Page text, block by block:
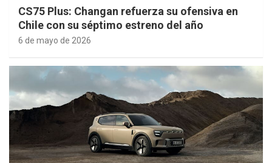
CS75 Plus: Changan refuerza su ofensiva en
Chile con su séptimo estreno del año
6 de mayo de 2026